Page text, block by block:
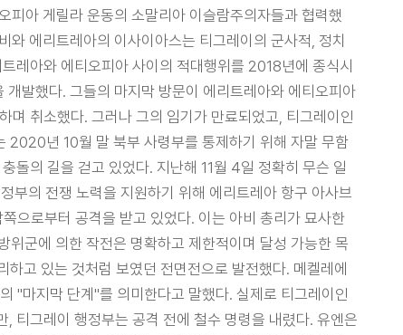
아 게릴라 운동의 소말리아 이슬람주의자들과 협력했
에리트레아의 이사이아스는 티그레이의 군사적, 정치
레아와 에티오피아 사이의 적대행위를 2018년에 종식시
발했다. 그들의 마지막 방문이 에리트레아와 에티오피아
며 취소했다. 그러나 그의 임기가 만료되었고, 티그레이인
2020년 10월 말 북부 사령부를 통제하기 위해 자말 무함
의 길을 걷고 있었다. 지난해 11월 4일 정확히 무슨 일
의 전쟁 노력을 지원하기 위해 에리트레아 항구 아사브
으로부터 공격을 받고 있었다. 이는 아비 총리가 묘사한
군에 의한 작전은 명확하고 제한적이며 달성 가능한 목
고 있는 것처럼 보였던 전면전으로 발전했다. 메켈레에
"마지막 단계"를 의미한다고 말했다. 실제로 티그레이인
티그레이 행정부는 공격 전에 철수 명령을 내렸다. 유엔은